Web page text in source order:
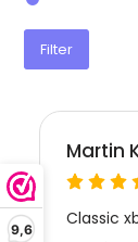
9,6
Filter